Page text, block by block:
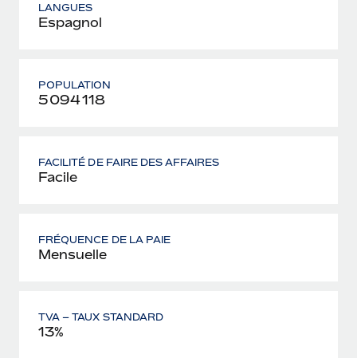
LANGUES
Espagnol
POPULATION
5 094 118
FACILITÉ DE FAIRE DES AFFAIRES
Facile
FRÉQUENCE DE LA PAIE
Mensuelle
TVA – TAUX STANDARD
13%